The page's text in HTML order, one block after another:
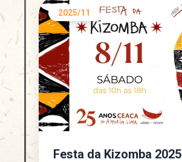
2025/11
Festa da Kizomba 2025